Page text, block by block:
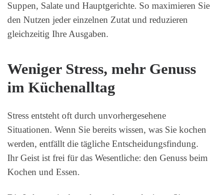
Suppen, Salate und Hauptgerichte. So maximieren Sie
den Nutzen jeder einzelnen Zutat und reduzieren
gleichzeitig Ihre Ausgaben.
Weniger Stress, mehr Genuss
im Küchenalltag
Stress entsteht oft durch unvorhergesehene
Situationen. Wenn Sie bereits wissen, was Sie kochen
werden, entfällt die tägliche Entscheidungsfindung.
Ihr Geist ist frei für das Wesentliche: den Genuss beim
Kochen und Essen.